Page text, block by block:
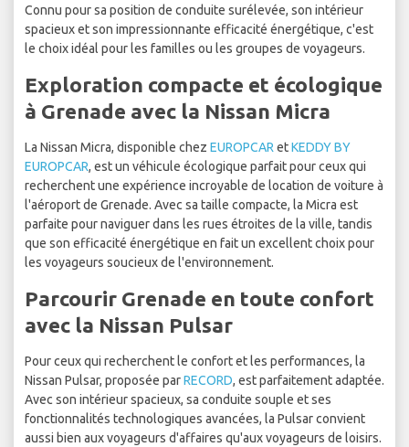
Connu pour sa position de conduite surélevée, son intérieur
spacieux et son impressionnante efficacité énergétique, c'est
le choix idéal pour les familles ou les groupes de voyageurs.
Exploration compacte et écologique
à Grenade avec la Nissan Micra
La Nissan Micra, disponible chez EUROPCAR etKEDDY BY
EUROPCAR, est un véhicule écologique parfait pour ceux qui
recherchent une expérience incroyable de location de voiture à
l'aéroport de Grenade. Avec sa taille compacte, la Micra est
parfaite pour naviguer dans les rues étroites de la ville, tandis
que son efficacité énergétique en fait un excellent choix pour
les voyageurs soucieux de l'environnement.
Parcourir Grenade en toute confort
avec la Nissan Pulsar
Pour ceux qui recherchent le confort et les performances, la
Nissan Pulsar, proposée parRECORD, est parfaitement adaptée.
Avec son intérieur spacieux, sa conduite souple et ses
fonctionnalités technologiques avancées, la Pulsar convient
aussi bien aux voyageurs d'affaires qu'aux voyageurs de loisirs.